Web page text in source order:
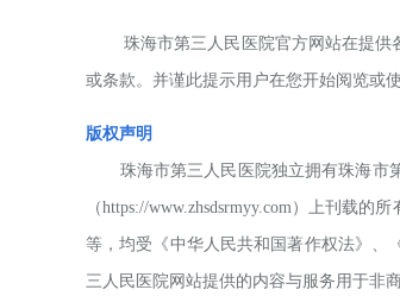
珠海市第三人民 医院官方网站在提
或条款。并谨此提示用户在您开始阅览或
版权声明
珠海市第三人民 医院独立拥有珠海市
（https://www.zhsdsrmyy.com ）上刊载的所
等，均受《中华人民共和国著作权法》、
三人民 医院网站提供的内容与服务用于非